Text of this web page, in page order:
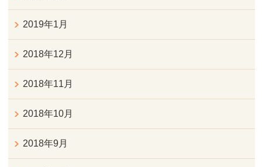
2019年1月
2018年12月
2018年11月
2018年10月
2018年9月